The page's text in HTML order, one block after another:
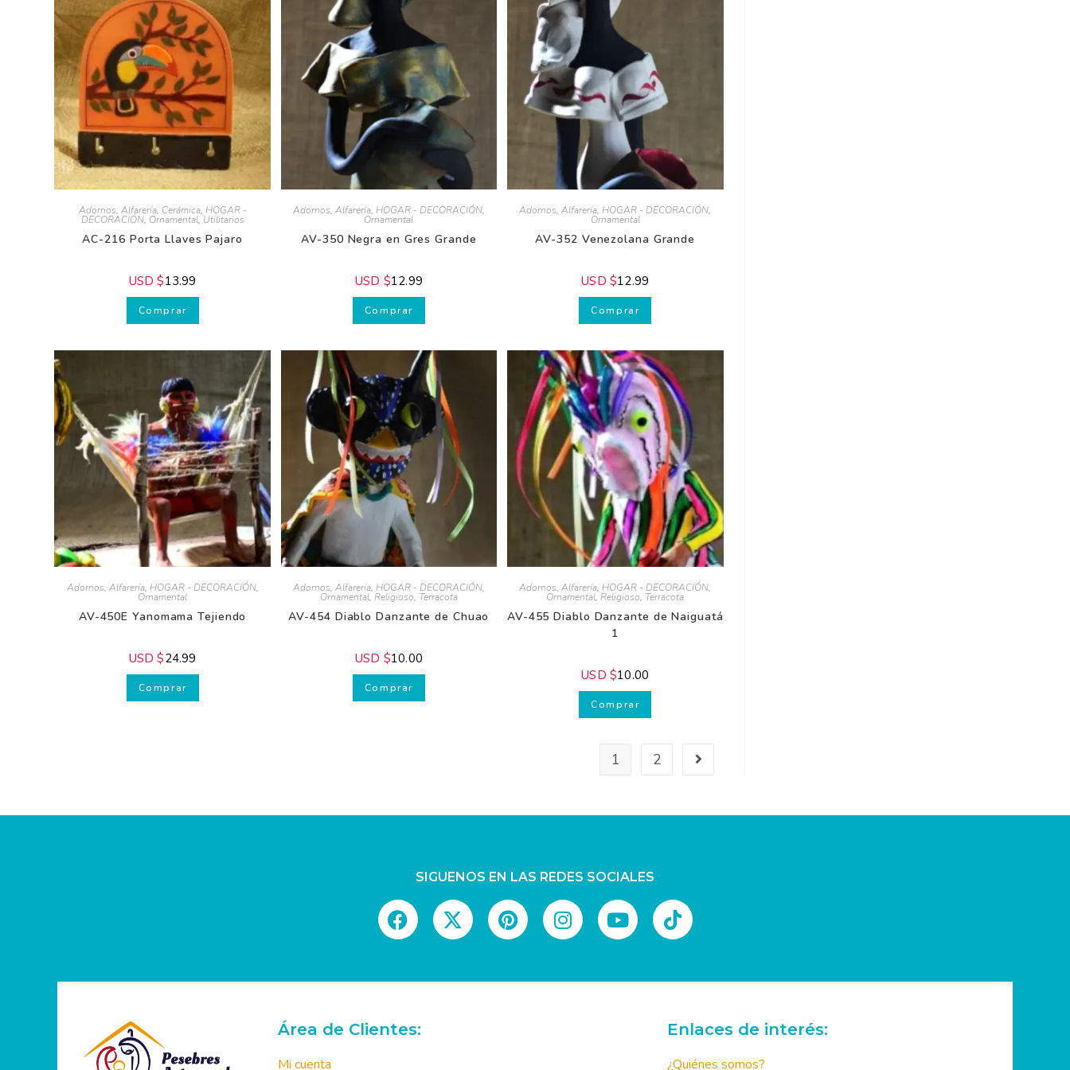
Adornos, Alfarería,Cerámica,HOGAR -
DECORACIÓN,Ornamental,Utilitarios
AC-216 Porta Llaves Pajaro
USD $13.99
Comprar
Adornos,Alfarería,HOGAR - DECORACIÓN,
Ornamental
AV-350 Negra en Gres Grande
USD $12.99
Comprar
Adornos,Alfarería,HOGAR - DECORACIÓN,
Ornamental
AV-352 Venezolana Grande
USD $12.99
Comprar
Adornos, Alfarería,HOGAR - DECORACIÓN,
Ornamental
AV-450E Yanomama Tejiendo
USD $24.99
Comprar
Adornos,Alfarería,HOGAR - DECORACIÓN,
Ornamental,Religioso,Terracota
AV-454 Diablo Danzante de Chuao
USD $10.00
Comprar
Adornos,Alfarería,HOGAR - DECORACIÓN,
Ornamental,Religioso,Terracota
AV-455 Diablo Danzante de
Naiguatá 1
USD $10.00
Comprar
1 2
SIGUENOS EN LAS REDES SOCIALES
Área de Clientes:
Mi cuenta
Enlaces de interés:
¿Quiénes somos?
Recibe GRATIS nuestros consejos.